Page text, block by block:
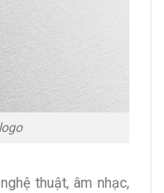
thuật, âm nhạc,